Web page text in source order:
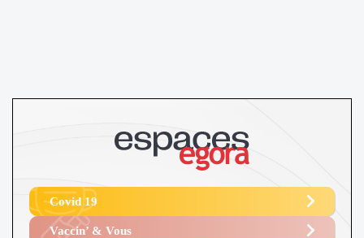
Covid 19
Vaccin’ & Vous